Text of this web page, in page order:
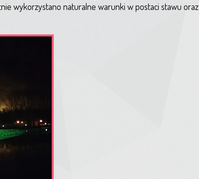
wykorzystano naturalne warunki w postaci stawu oraz